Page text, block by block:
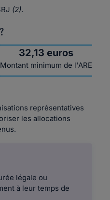
(2).
32,13 euros
Montant minimum de l'ARE
représentatives
les allocations
légale ou
à leur temps de